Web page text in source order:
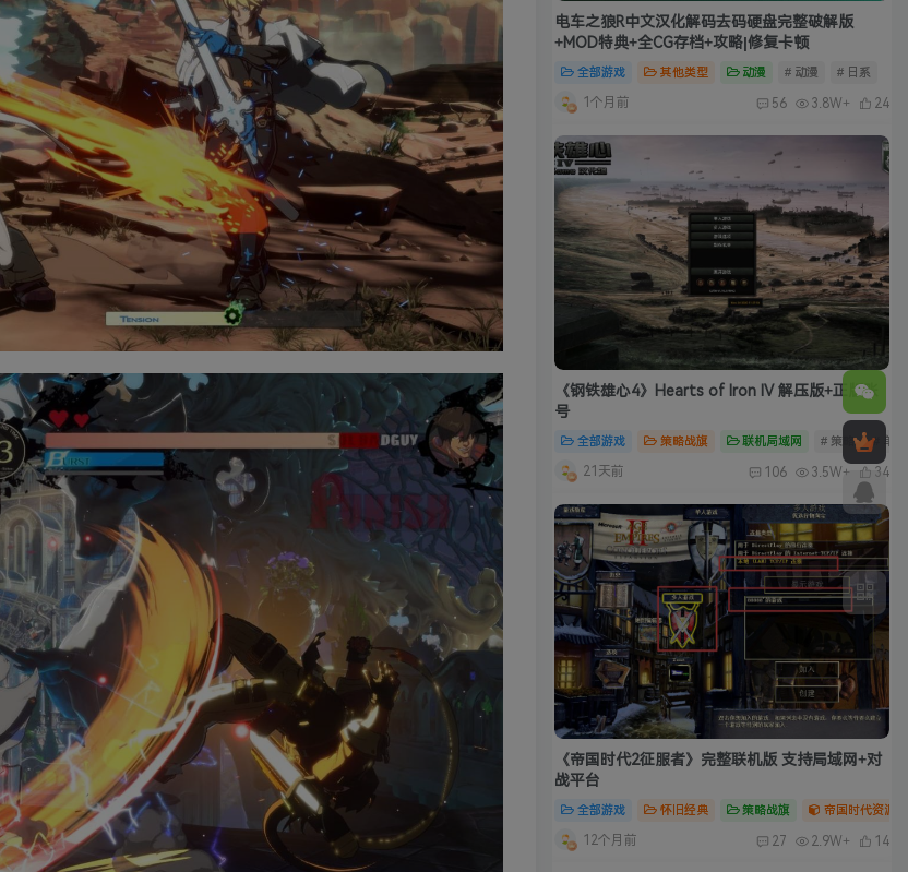
电车之狼R中文汉化解码去码硬盘完整破解版
+MOD特典+全CG存档+攻略|修复卡顿
全部游戏 其他类型 动漫 # 动漫 # 日系
1个月前 56 3.8W+ 24
《钢铁雄心4》Hearts of Iron IV 解压版+正版账
号
全部游戏 策略战旗 联机局域网 # 策略 # 单
21天前 106 3.5W+ 34
《帝国时代2征服者》完整联机版 支持局域网+对
战平台
全部游戏 怀旧经典 策略战旗 帝国时代资源
12个月前 27 2.9W+ 14